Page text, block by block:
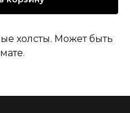
холсты. Может быть